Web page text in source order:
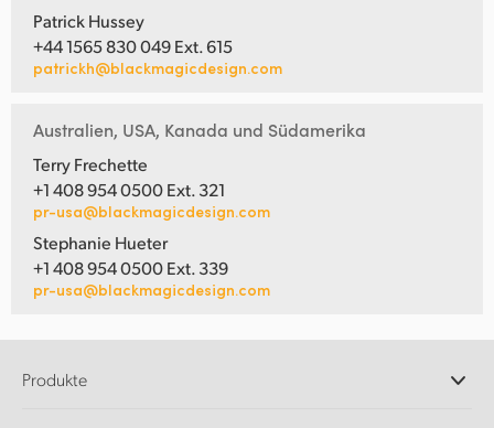
Patrick Hussey
+44 1565 830 049 Ext. 615
patrickh@blackmagicdesign.com
Australien, USA, Kanada und Südamerika
Terry Frechette
+1 408 954 0500 Ext. 321
pr-usa@blackmagicdesign.com
Stephanie Hueter
+1 408 954 0500 Ext. 339
pr-usa@blackmagicdesign.com
Produkte